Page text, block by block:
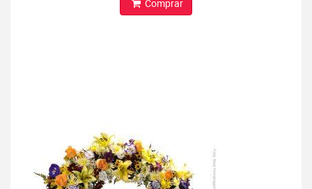
Comprar